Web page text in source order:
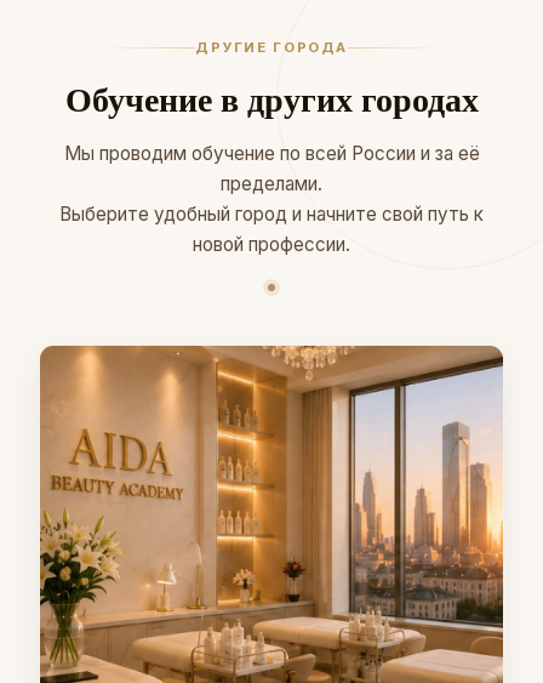
ДРУГИЕ ГОРОДА
Обучение в других городах
Мы проводим обучение по всей России и за её
пределами.
Выберите удобный город и начните свой путь к
новой профессии.